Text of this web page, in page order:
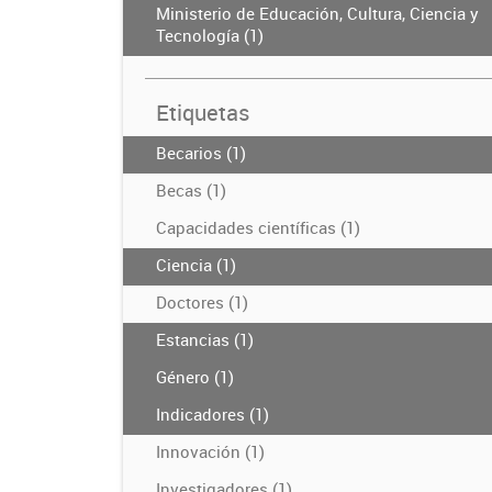
Ministerio de Educación, Cultura, Ciencia y
Tecnología (1)
Etiquetas
Becarios (1)
Becas (1)
Capacidades científicas (1)
Ciencia (1)
Doctores (1)
Estancias (1)
Género (1)
Indicadores (1)
Innovación (1)